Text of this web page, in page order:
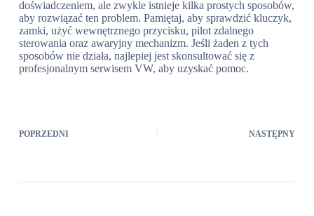
doświadczeniem, ale zwykle istnieje kilka prostych sposobów,
aby rozwiązać ten problem. Pamiętaj, aby sprawdzić kluczyk,
zamki, użyć wewnętrznego przycisku, pilot zdalnego
sterowania oraz awaryjny mechanizm. Jeśli żaden z tych
sposobów nie działa, najlepiej jest skonsultować się z
profesjonalnym serwisem VW, aby uzyskać pomoc.
POPRZEDNI NASTĘPNY